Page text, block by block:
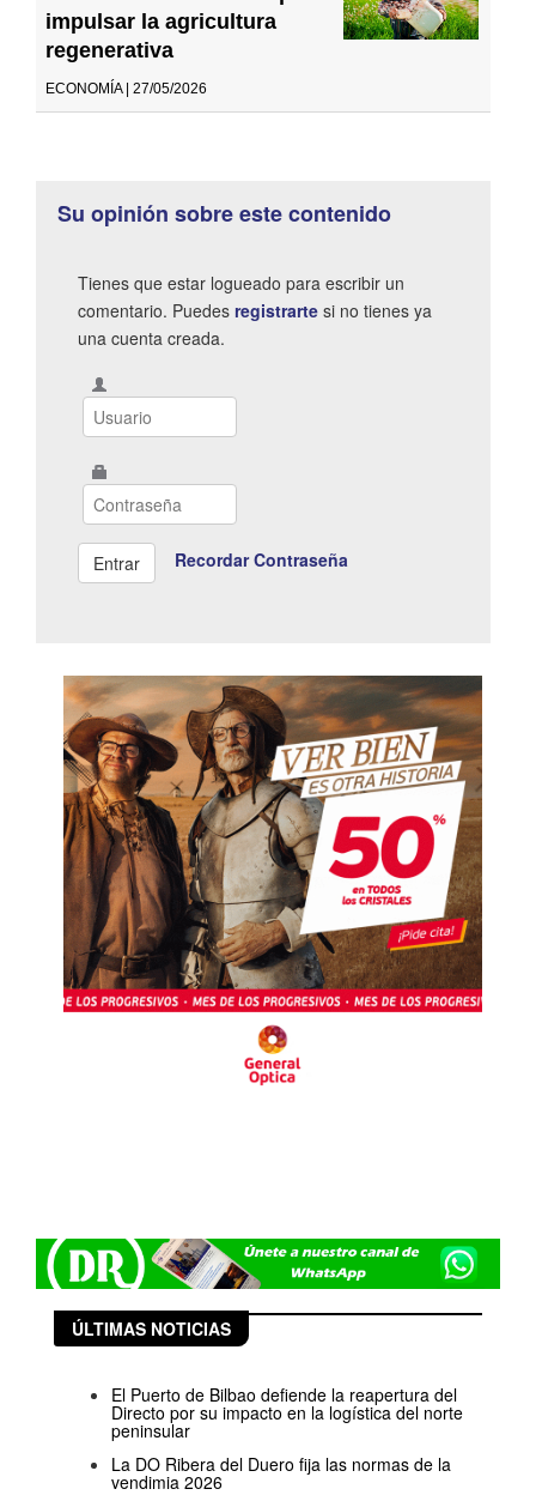
impulsar la agricultura
regenerativa
ECONOMÍA | 27/05/2026
Su opinión sobre este contenido
Tienes que estar logueado para escribir un
comentario. Puedes registrarte si no tienes ya
una cuenta creada.
Recordar Contraseña
ÚLTIMAS NOTICIAS
El Puerto de Bilbao defiende la reapertura del
Directo por su impacto en la logística del norte
peninsular
La DO Ribera del Duero fija las normas de la
vendimia 2026